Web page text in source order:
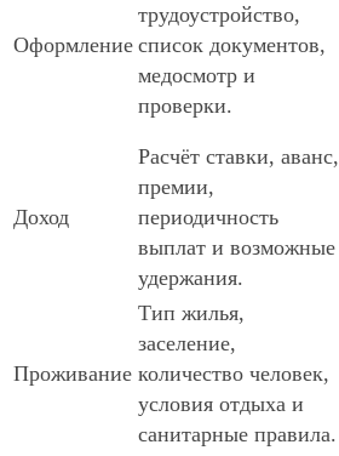
Оформление
трудоустройство,
список документов,
медосмотр и
проверки.
Доход
Расчёт ставки, аванс,
премии,
периодичность
выплат и возможные
удержания.
Проживание
Тип жилья,
заселение,
количество человек,
условия отдыха и
санитарные правила.